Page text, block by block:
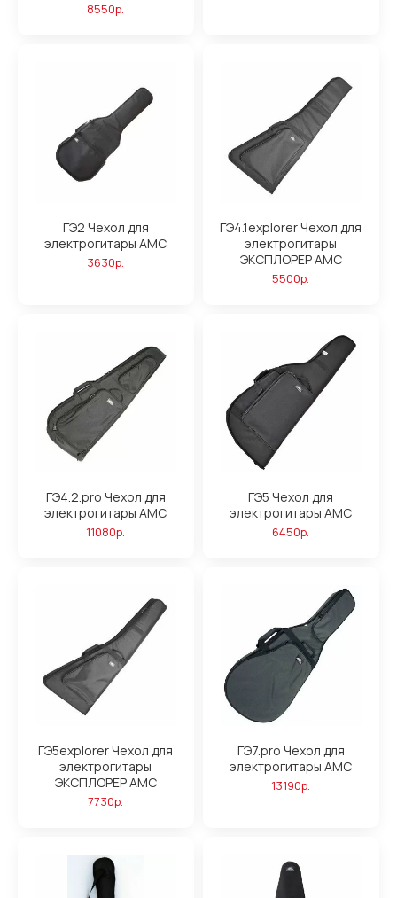
8550р.
ГЭ2 Чехол для
электрогитары АМС
3630р.
ГЭ4.1explorer Чехол для
электрогитары
ЭКСПЛОРЕР АМС
5500р.
ГЭ4.2.pro Чехол для
электрогитары АМС
11080р.
ГЭ5 Чехол для
электрогитары АМС
6450р.
ГЭ5explorer Чехол для
электрогитары
ЭКСПЛОРЕР АМС
7730р.
ГЭ7.pro Чехол для
электрогитары АМС
13190р.